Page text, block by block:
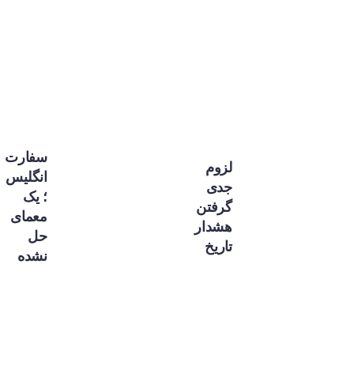
لزوم
جدی
گرفتن
هشدار
تاریخ
سفارت
انگلیس
؛ یک
معمای
حل
نشده